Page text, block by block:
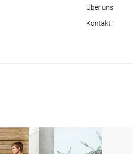
Über uns
Kontakt